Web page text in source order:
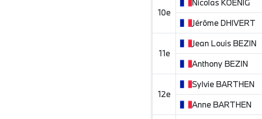
10e
Nicolas KOENIG
Jérôme DHIVERT
11e
Jean Louis BEZIN
Anthony BEZIN
12e
Sylvie BARTHEN
Anne BARTHEN